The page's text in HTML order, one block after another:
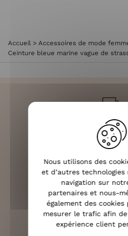
Accueil > Accessoires de mode
Ceinture bleue marine vague de
LIVRAISON
OFFERTE
RETOURS SOUS
(VOIR LES
Nous utilisons des
et d’autres technologies
navigation sur
partenaires et nous-
également des
mesurer le trafic afin
expérience client